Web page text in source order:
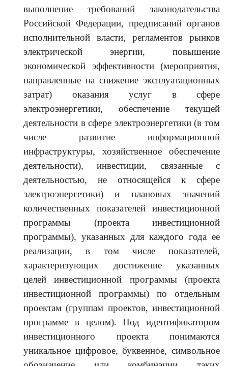
выполнение требований законодательства
Российской Федерации, предписаний органов
исполнительной власти, регламентов рынков
электрической энергии, повышение
экономической эффективности (мероприятия,
направленные на снижение эксплуатационных
затрат) оказания услуг в сфере
электроэнергетики, обеспечение текущей
деятельности в сфере электроэнергетики (в том
числе развитие информационной
инфраструктуры, хозяйственное обеспечение
деятельности), инвестиции, связанные с
деятельностью, не относящейся к сфере
электроэнергетики) и плановых значений
количественных показателей инвестиционной
программы (проекта инвестиционной
программы), указанных для каждого года ее
реализации, в том числе показателей,
характеризующих достижение указанных
целей инвестиционной программы (проекта
инвестиционной программы) по отдельным
проектам (группам проектов, инвестиционной
программе в целом). Под идентификатором
инвестиционного проекта понимаются
уникальное цифровое, буквенное, символьное